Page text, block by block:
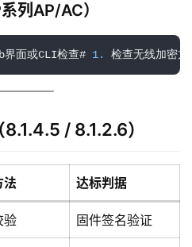
列AP/AC）
界面或CLI检查# 1. 检查无线加密方
/ 8.1.2.6）
法 达标判据
验 固件签名验证